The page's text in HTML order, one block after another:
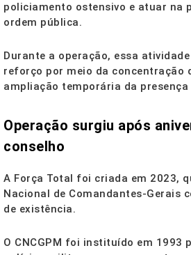
policiamento ostensivo e atuar na
ordem pública.
Durante a operação, essa
reforço por meio da concentração
ampliação temporária da
Operação surgiu após
conselho
A Força Total foi criada em 2023,
Nacional de Comandantes-Gerais
de existência.
O CNCGPM foi instituído em 1993